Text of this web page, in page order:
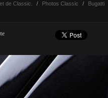
de Classic. / Photos Classic / Bugatti